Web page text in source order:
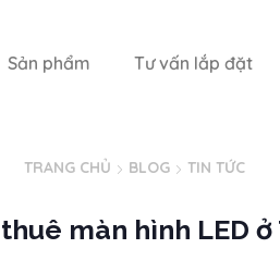
Sản phẩm Tư vấn lắp đặt
TRANG CHỦ BLOG TIN TỨC
màn hình LED